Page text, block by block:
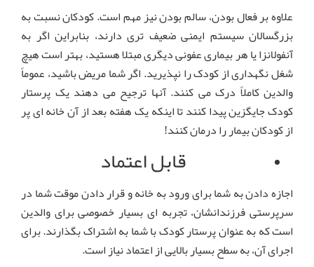
علاوه بر فعال بودن، سالم بودن نیز مهم است. کودکان نسبت به
بزرگسالان سیستم ایمنی ضعیف تری دارند، بنابراین اگر به
آنفولانزا یا هر بیماری عفونی دیگری مبتلا هستید، بهتر است هیچ
شغل نگهداری از کودک را نپذیرید. اگر شما مریض باشید، عموماً
والدین کاملاً درک می کنند. آنها ترجیح می دهند یک پرستار
کودک جایگزین پیدا کنند تا اینکه یک هفته بعد از آن خانه ای پر
از کودکان بیمار را درمان کنند!
قابل اعتماد
اجازه دادن به شما برای ورود به خانه و قرار دادن موقت شما در
سرپرستی فرزندانشان، تجربه ای بسیار خصوصی برای والدین
است که به عنوان پرستار کودک با شما به اشتراک بگذارند. برای
اجرای آن، به سطح بسیار بالایی از اعتماد نیاز است.